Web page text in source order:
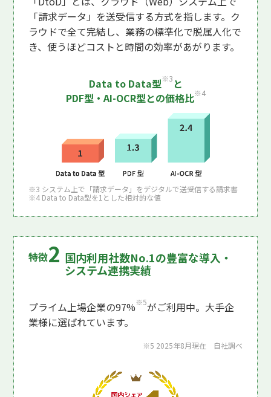
「請求データ」を送受信する方式を指します。ク
ラウドで全て完結し、業務の標準化で脱属人化で
き、使うほどコストと時間の効率があがります。
Data to Data型※3 と
PDF型・AI-OCR型との価格比※4
※3 システム上で「請求データ」をデジタルで送受信する請求書
※4 Data to Data型を1とした相対的な値
国内利用社数No.1の豊富な導入・
システム連携実績
プライム上場企業の97%※5がご利用中。大手企
業様に選ばれています。
※5 2025年8月現在 自社調べ